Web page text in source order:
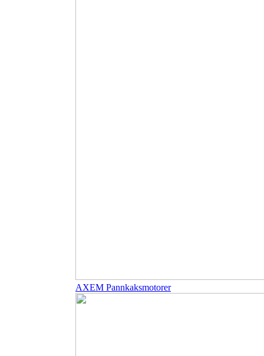
AXEM Pannkaksmotorer